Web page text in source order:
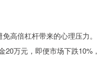
高倍杠杆带来的心理压力。
20万元，即便市场下跌10%，